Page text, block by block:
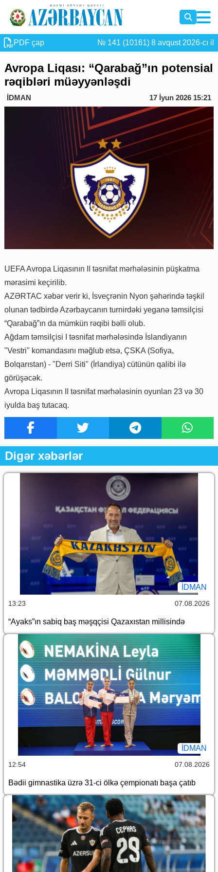
PDF çap № 141 (10161) 8 avqust 2026-cı il
Avropa Liqası: “Qarabağ”ın potensial
rəqibləri müəyyənləşdi
İDMAN 17 İyun 2026 15:21
UEFA Avropa Liqasının II təsnifat mərhələsinin püşkatma
mərasimi keçirilib.
AZƏRTAC xəbər verir ki, İsveçrənin Nyon şəhərində təşkil
olunan tədbirdə Azərbaycanın turnirdəki yeganə təmsilçisi
“Qarabağ”ın da mümkün rəqibi bəlli olub.
Ağdam təmsilçisi I təsnifat mərhələsində İslandiyanın
"Vestri" komandasını məğlub etsə, ÇSKA (Sofiya,
Bolqarıstan) - "Derri Siti" (İrlandiya) cütünün qalibi ilə
görüşəcək.
Avropa Liqasının II təsnifat mərhələsinin oyunları 23 və 30
iyulda baş tutacaq.
Digər xəbərlər
İDMAN
13:23 07.08.2026
“Ayaks”ın sabiq baş məşqçisi Qazaxıstan millisində
İDMAN
12:54 07.08.2026
Bədii gimnastika üzrə 31-ci ölkə çempionatı başa çatıb